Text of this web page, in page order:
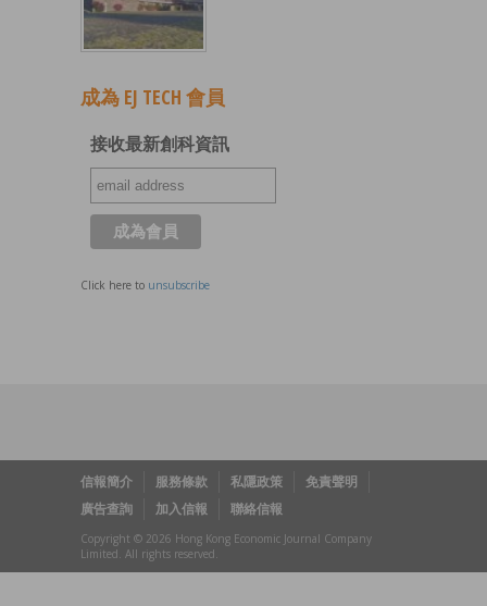
成為 EJ TECH 會員
接收最新創科資訊
Click here to unsubscribe
信報簡介 服務條款 私隱政策
免責聲明
廣告查詢
加入信報 聯絡信報
Copyright © 2026 Hong Kong Economic Journal Company
Limited. All rights reserved.